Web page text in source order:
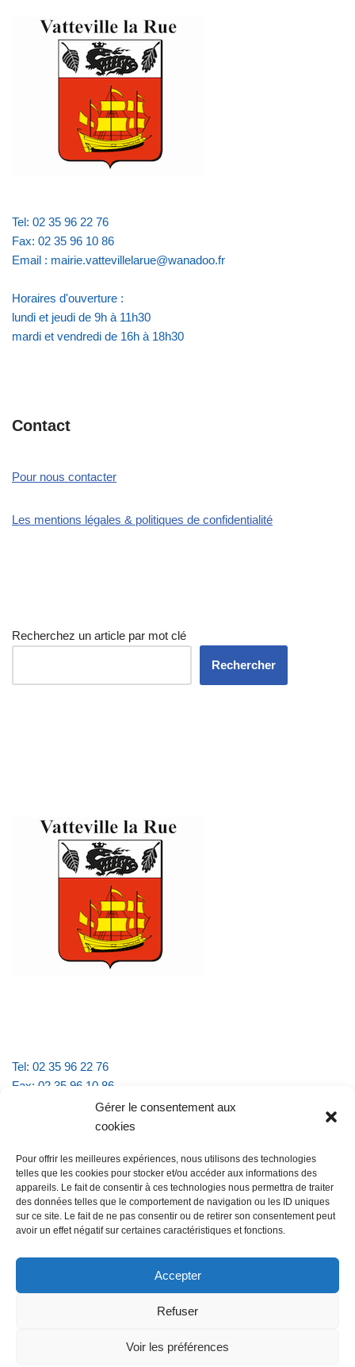
Gérer le consentement aux
cookies
Pour offrir les meilleures expériences, nous utilisons des technologies
telles que les cookies pour stocker et/ou accéder aux informations des
appareils. Le fait de consentir à ces technologies nous permettra de traiter
des données telles que le comportement de navigation ou les ID uniques
sur ce site. Le fait de ne pas consentir ou de retirer son consentement peut
avoir un effet négatif sur certaines caractéristiques et fonctions.
Accepter
Refuser
Voir les préférences
Tel: 02 35 96 22 76
Fax: 02 35 96 10 86
Email : mairie.vattevillelarue@wanadoo.fr
Horaires d'ouverture :
lundi et jeudi de 9h à 11h30
mardi et vendredi de 16h à 18h30
Contact
Pour nous contacter
Les mentions légales & politiques de confidentialité
Recherchez un article par mot clé
Rechercher
Tel: 02 35 96 22 76
Fax: 02 35 96 10 86
Email : mairie.vattevillelarue@wanadoo.fr
lundi et jeudi de 9h à 11h30
mardi et vendredi de 16h à 18h30
@Vatteville-la-rue mentions légales